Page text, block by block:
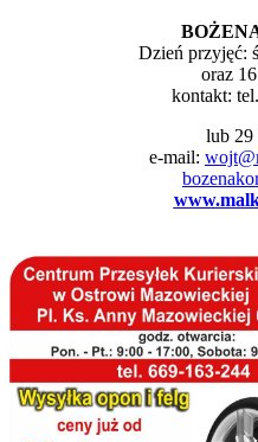
Dzień przyjęć:
oraz
kontakt:
lub 29
e-mail: